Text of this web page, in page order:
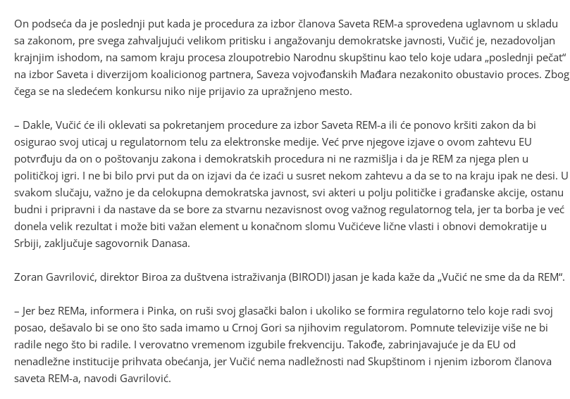
On podseća da je poslednji put kada je procedura za izbor članova Saveta REM-a sprovedena uglavnom u skladu
sa zakonom, pre svega zahvaljujući velikom pritisku i angažovanju demokratske javnosti, Vučić je, nezadovoljan
krajnjim ishodom, na samom kraju procesa zloupotrebio Narodnu skupštinu kao telo koje udara „poslednji pečat“
na izbor Saveta i diverzijom koalicionog partnera, Saveza vojvođanskih Mađara nezakonito obustavio proces. Zbog
čega se na sledećem konkursu niko nije prijavio za upražnjeno mesto.
– Dakle, Vučić će ili oklevati sa pokretanjem procedure za izbor Saveta REM-a ili će ponovo kršiti zakon da bi
osigurao svoj uticaj u regulatornom telu za elektronske medije. Već prve njegove izjave o ovom zahtevu EU
potvrđuju da on o poštovanju zakona i demokratskih procedura ni ne razmišlja i da je REM za njega plen u
političkoj igri. I ne bi bilo prvi put da on izjavi da će izaći u susret nekom zahtevu a da se to na kraju ipak ne desi. U
svakom slučaju, važno je da celokupna demokratska javnost, svi akteri u polju političke i građanske akcije, ostanu
budni i pripravni i da nastave da se bore za stvarnu nezavisnost ovog važnog regulatornog tela, jer ta borba je već
donela velik rezultat i može biti važan element u konačnom slomu Vučićeve lične vlasti i obnovi demokratije u
Srbiji, zaključuje sagovornik Danasa.
Zoran Gavrilović, direktor Biroa za duštvena istraživanja (BIRODI) jasan je kada kaže da „Vučić ne sme da da REM“.
– Jer bez REMa, informera i Pinka, on ruši svoj glasački balon i ukoliko se formira regulatorno telo koje radi svoj
posao, dešavalo bi se ono što sada imamo u Crnoj Gori sa njihovim regulatorom. Pomnute televizije više ne bi
radile nego što bi radile. I verovatno vremenom izgubile frekvenciju. Takođe, zabrinjavajuće je da EU od
nenadležne institucije prihvata obećanja, jer Vučić nema nadležnosti nad Skupštinom i njenim izborom članova
saveta REM-a, navodi Gavrilović.